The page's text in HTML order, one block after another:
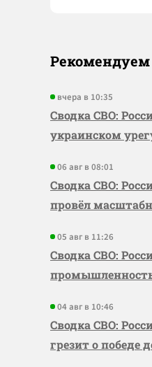
Рекомендуем
вчера в 10:35
Сводка СВО:
украинском
06 авг в 08:01
Сводка СВО:
провёл
05 авг в 11:26
Сводка СВО:
промышленность
04 авг в 10:46
Сводка СВО:
грезит о победе